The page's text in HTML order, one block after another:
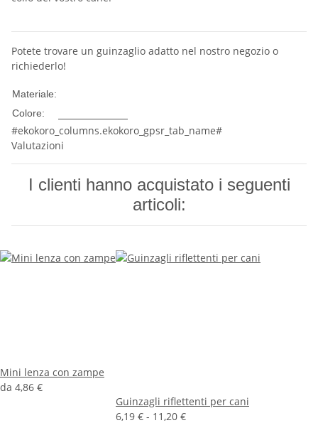
Potete trovare un guinzaglio adatto nel nostro negozio o
richiederlo!
Materiale:
Colore:
#ekokoro_columns.ekokoro_gpsr_tab_name#
Valutazioni
I clienti hanno acquistato i seguenti
articoli:
Mini lenza con zampe
da 4,86 €
Guinzagli riflettenti per cani
6,19 € - 11,20 €